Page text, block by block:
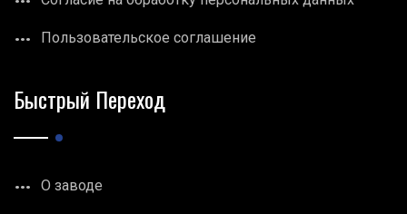
Пользовательское соглашение
Быстрый Переход
О заводе